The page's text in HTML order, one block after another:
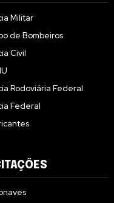
Militar
de Bombeiros
Civil
Rodoviária Federal
Federal